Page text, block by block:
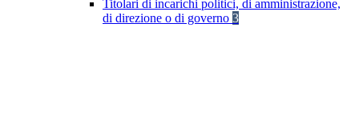
Titolari di incarichi politici, di amministrazione,
di direzione o di governo 3